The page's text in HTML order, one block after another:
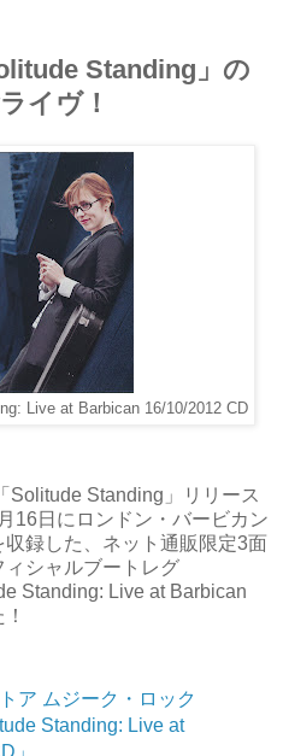
Standing」の
イヴ！
Live at Barbican 16/10/2012 CD
Solitude Standing」リリース
16日にロンドン・バービカン
録した、ネット通販限定3面
ィシャルブートレグ
Standing: Live at Barbican
ア ムジーク・ロック
Standing: Live at
」